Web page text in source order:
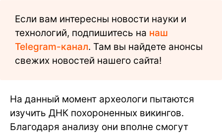
Если вам интересны новости науки и
технологий, подпишитесь на наш
Telegram-канал. Там вы найдете анонсы
свежих новостей нашего сайта!
На данный момент археологи пытаются
изучить ДНК похороненных викингов.
Благодаря анализу они вполне смогут